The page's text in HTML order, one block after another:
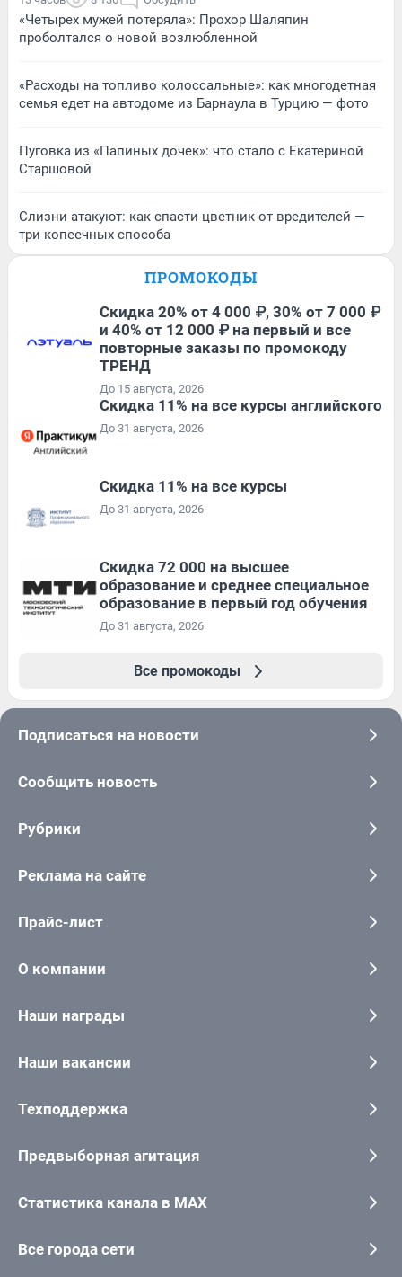
«Четырех мужей потеряла»: Прохор Шаляпин
проболтался о новой возлюбленной
«Расходы на топливо колоссальные»: как многодетная
семья едет на автодоме из Барнаула в Турцию — фото
Пуговка из «Папиных дочек»: что стало с Екатериной
Старшовой
Слизни атакуют: как спасти цветник от вредителей —
три копеечных способа
ПРОМОКОДЫ
Скидка 20% от 4 000 ₽, 30% от 7 000 ₽
и 40% от 12 000 ₽ на первый и все
повторные заказы по промокоду
ТРЕНД
До 15 августа, 2026
Скидка 11% на все курсы английского
До 31 августа, 2026
Скидка 11% на все курсы
До 31 августа, 2026
Скидка 72 000 на высшее
образование и среднее специальное
образование в первый год обучения
До 31 августа, 2026
Все промокоды
Подписаться на новости
Сообщить новость
Рубрики
Реклама на сайте
Прайс-лист
О компании
Наши награды
Наши вакансии
Техподдержка
Предвыборная агитация
Статистика канала в MAX
Все города сети